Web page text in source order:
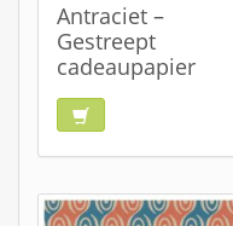
Antraciet –
Gestreept
cadeaupapier